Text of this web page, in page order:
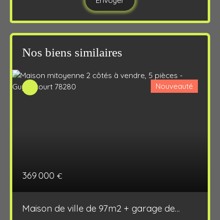
Nos biens similaires
369 000 €
Nouveauté
Maison de ville de 97m2 + garage de